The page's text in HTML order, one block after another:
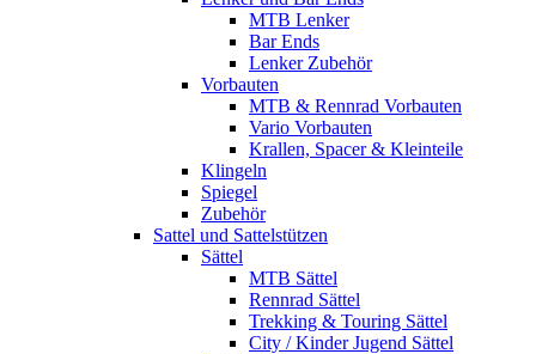
MTB Lenker
Bar Ends
Lenker Zubehör
Vorbauten
MTB & Rennrad Vorbauten
Vario Vorbauten
Krallen, Spacer & Kleinteile
Klingeln
Spiegel
Zubehör
Sattel und Sattelstützen
Sättel
MTB Sättel
Rennrad Sättel
Trekking & Touring Sättel
City / Kinder Jugend Sättel